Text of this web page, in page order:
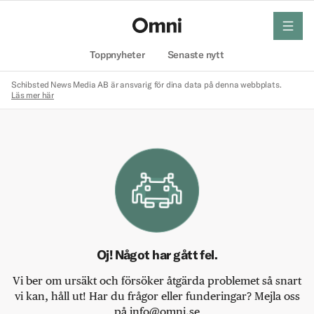
Toppnyheter Senaste nytt
meny
Schibsted News Media AB är ansvarig för dina data på denna webbplats.
Läs mer här
Oj! Något har gått fel.
Vi ber om ursäkt och försöker åtgärda problemet så snart
vi kan, håll ut! Har du frågor eller funderingar? Mejla oss